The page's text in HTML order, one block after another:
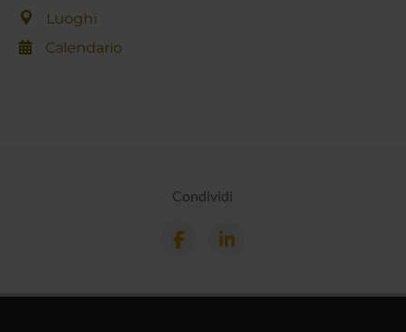
Luoghi
Calendario
Condividi